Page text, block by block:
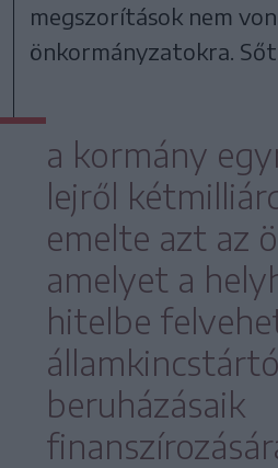
megszorítások nem
önkormányzatokra. Sőt
a kormány
lejről
emelte azt az
amelyet a
hitelbe
beruházásaik